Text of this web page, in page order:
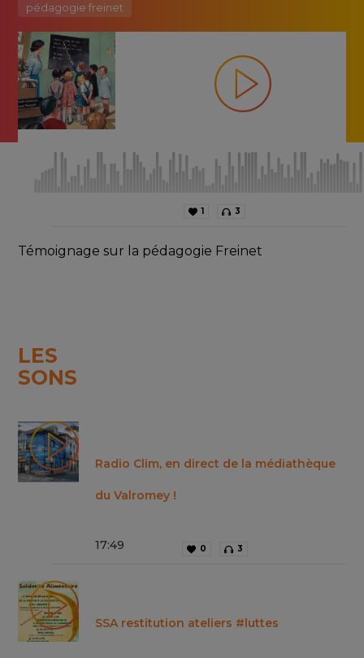
pédagogie freinet
1 3
Témoignage sur la pédagogie Freinet
LES
SONS
Radio Clim, en direct de la médiathèque
du Valromey !
17:49 0 3
SSA restitution ateliers #luttes